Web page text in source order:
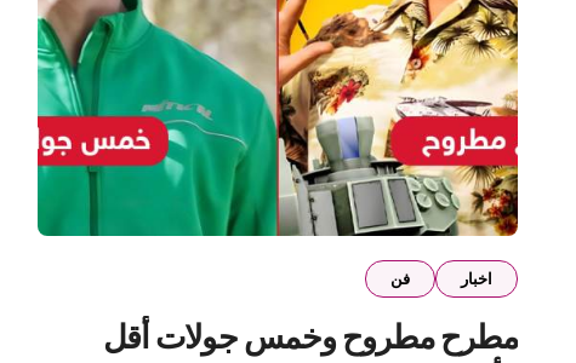
اخبار فن
مطرح مطروح وخمس جولات أقل